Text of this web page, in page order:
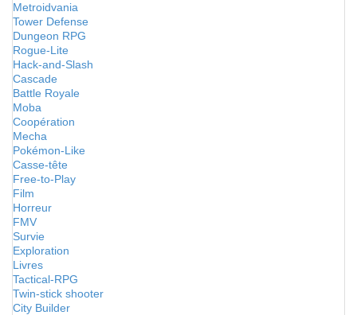
Metroidvania
Tower Defense
Dungeon RPG
Rogue-Lite
Hack-and-Slash
Cascade
Battle Royale
Moba
Coopération
Mecha
Pokémon-Like
Casse-tête
Free-to-Play
Film
Horreur
FMV
Survie
Exploration
Livres
Tactical-RPG
Twin-stick shooter
City Builder